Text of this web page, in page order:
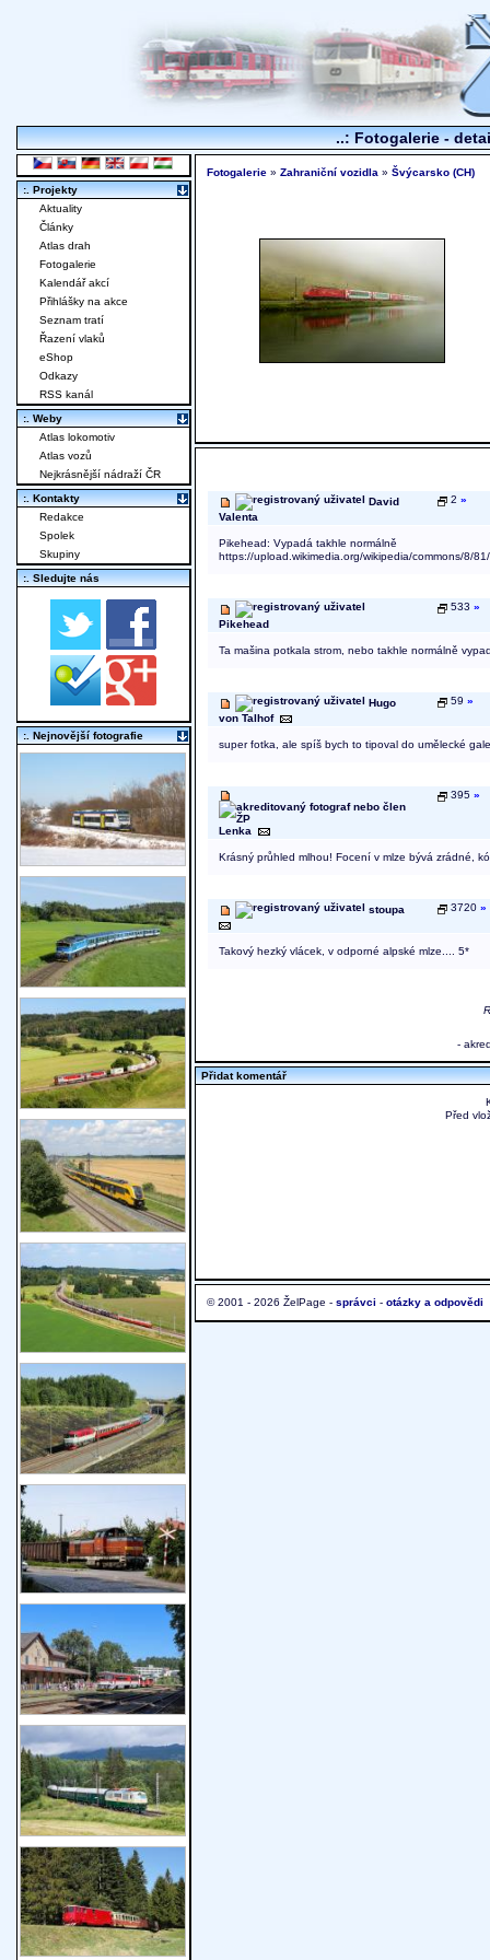
..: Fotogalerie -
Fotogalerie » Zahraniční vozidla » Švýcarsko (CH)
David
Valenta
2 »
Pikehead: Vypadá takhle normálně
https://upload.wikimedia.org/wikipedia/commons/8/
Pikehead
533 »
Ta mašina potkala strom, nebo takhle normálně
Hugo
von Talhof
59 »
super fotka, ale spíš bych to tipoval do umělecké
Lenka
395 »
Krásný průhled mlhou! Focení v mlze bývá zrádné,
stoupa 3720 »
Takový hezký vlácek, v odporné alpské mlze.... 5*
-
Přidat komentář
Před
© 2001 - 2026 ŽelPage - správci - otázky a odpovědi
:. Projekty
Aktuality
Články
Atlas drah
Fotogalerie
Kalendář akcí
Přihlášky na akce
Seznam tratí
Řazení vlaků
eShop
Odkazy
RSS kanál
:. Weby
Atlas lokomotiv
Atlas vozů
Nejkrásnější nádraží ČR
:. Kontakty
Redakce
Spolek
Skupiny
:. Sledujte nás
:. Nejnovější fotografie